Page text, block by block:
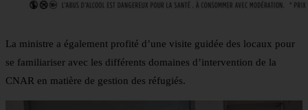
La ministre a également profité d’une visite guidée des locaux pour
se familiariser avec les différents domaines d’intervention de la
CNAR en matière de gestion des réfugiés.